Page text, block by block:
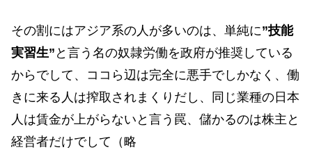
その割にはアジア系の人が多いのは、単純に”技能
実習生” と言う名の奴隷労働を政府が推奨している
からでして、ココら辺は完全に悪手でしかなく、働
きに来る人は搾取されまくりだし、同じ業種の日本
人は賃金が上がらないと言う罠、儲かるのは株主と
経営者だけでして（略